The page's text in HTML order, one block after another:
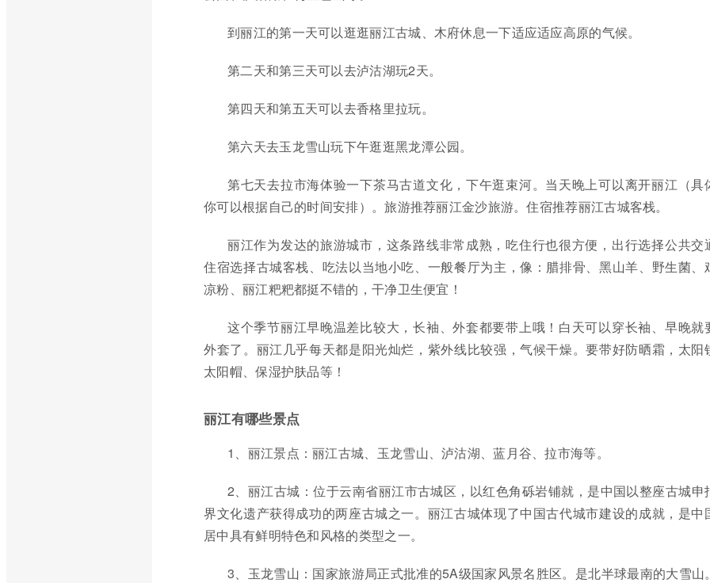
到丽江的第一天可以逛逛丽江古城、木府休息一下适应适应高原的气候。
第二天和第三天可以去泸沽湖玩2天。
第四天和第五天可以去香格里拉玩。
第六天去玉龙雪山玩下午逛逛黑龙潭公园。
第七天去拉市海体验一下茶马古道文化，下午逛束河。当天晚上可以离开丽江（具
你可以根据自己的时间安排）。旅游推荐丽江金沙旅游。住宿推荐丽江古城客栈。
丽江作为发达的旅游城市，这条路线非常成熟，吃住行也很方便，出行选择公共交
住宿选择古城客栈、吃法以当地小吃、一般餐厅为主，像：腊排骨、黑山羊、野生菌、
凉粉、丽江粑粑都挺不错的，干净卫生便宜！
这个季节丽江早晚温差比较大，长袖、外套都要带上哦！白天可以穿长袖、早晚就
外套了。丽江几乎每天都是阳光灿烂，紫外线比较强，气候干燥。要带好防晒霜，太阳
太阳帽、保湿护肤品等！
丽江有哪些景点
1、丽江景点：丽江古城、玉龙雪山、泸沽湖、蓝月谷、拉市海等。
2、丽江古城：位于云南省丽江市古城区，以红色角砾岩铺就，是中国以整座古城申
界文化遗产获得成功的两座古城之一。丽江古城体现了中国古代城市建设的成就，是中
居中具有鲜明特色和风格的类型之一。
3、玉龙雪山：国家旅游局正式批准的5A级国家风景名胜区。是北半球最南的大雪山